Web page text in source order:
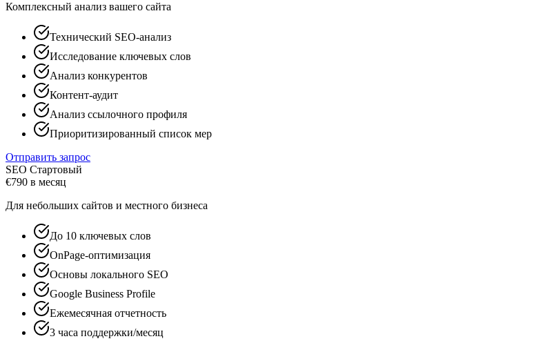
Комплексный анализ вашего сайта
Технический SEO-анализ
Исследование ключевых слов
Анализ конкурентов
Контент-аудит
Анализ ссылочного профиля
Приоритизированный список мер
Отправить запрос
SEO Стартовый
€790 в месяц
Для небольших сайтов и местного бизнеса
До 10 ключевых слов
OnPage-оптимизация
Основы локального SEO
Google Business Profile
Ежемесячная отчетность
3 часа поддержки/месяц